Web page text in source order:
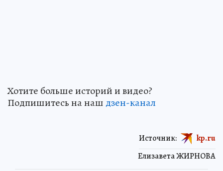
Хотите больше историй и видео?
Подпишитесь на наш дзен-канал
Елизавета ЖИРНОВА
Источник: kp.ru